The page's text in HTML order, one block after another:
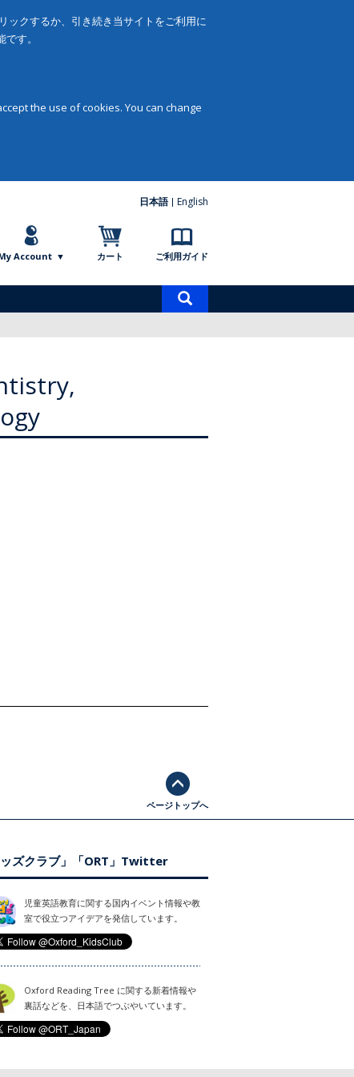
ックするか、引き続き当サイトをご利用に
す。
the use of cookies. You can change
日本語 English
Account カート ご利用ガイド
ページトップへ
ッズクラブ」「ORT」Twitter
児童英語教育に関する国内イベント情報や教
室で役立つアイデアを発信しています。
Oxford Reading Tree に関する新着情報や
裏話などを、日本語でつぶやいています。